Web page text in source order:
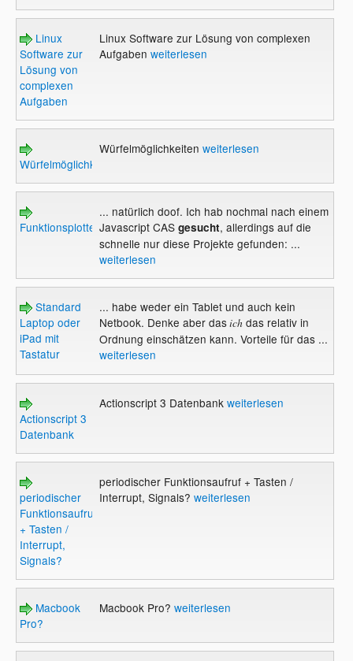
Linux
Software zur
Lösung von
complexen
Aufgaben
Linux Software zur Lösung von complexen
Aufgaben weiterlesen
Würfelmöglichkeiten
Würfelmöglichkeiten weiterlesen
Funktionsplotter
... natürlich doof. Ich hab nochmal nach einem
Javascript CASgesucht, allerdings auf die
schnelle nur diese Projekte gefunden: ...
weiterlesen
Standard
Laptop oder
iPad mit
Tastatur
... habe weder ein Tablet und auch kein
Netbook. Denke aber dasichdas relativ in
Ordnung einschätzen kann. Vorteile für das ...
weiterlesen
Actionscript 3
Datenbank
Actionscript 3 Datenbank weiterlesen
periodischer
Funktionsaufruf
+ Tasten /
Interrupt,
Signals?
periodischer Funktionsaufruf + Tasten /
Interrupt, Signals? weiterlesen
Macbook
Pro?
Macbook Pro? weiterlesen